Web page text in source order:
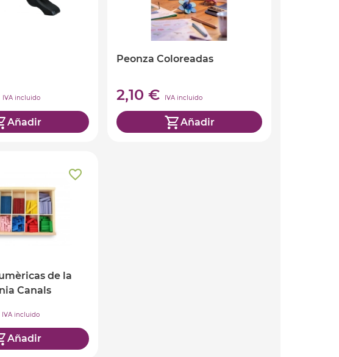
IVA incluido
Añadir
Peonza Coloreadas
2,10 € IVA incluido
Añadir
de la
Canals
IVA incluido
Añadir